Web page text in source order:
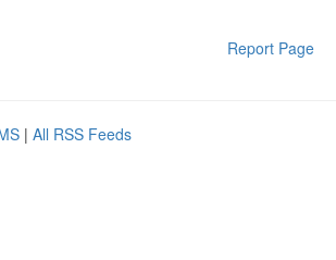
Report Page
| All RSS Feeds